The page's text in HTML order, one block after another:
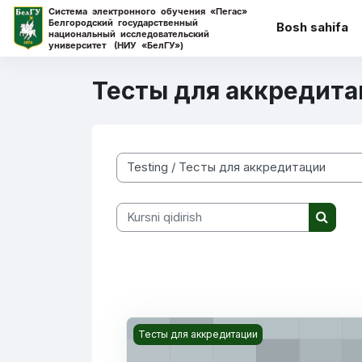
Asosiy mundarijaga o‘tish
Bosh sahifa
Тесты для
Kurs toifalari
Kursni qidirish
Kursni
Kurs rasmi Тесты для аккредитации
Тесты для аккредитации